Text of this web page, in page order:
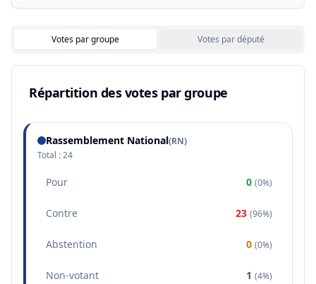
Votes par groupe Votes par député
Répartition des votes par groupe
Rassemblement National(RN)
Total :24
Pour 0 (0%)
Contre 23 (96%)
Abstention 0 (0%)
Non-votant 1 (4%)